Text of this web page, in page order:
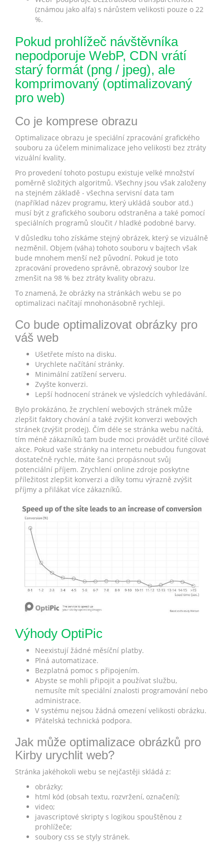
(známou jako alfa) s nárůstem velikosti pouze o 22
%.
Pokud prohlížeč návštěvníka
nepodporuje WebP, CDN vrátí
starý formát (png / jpeg), ale
komprimovaný (optimalizovaný
pro web)
Co je komprese obrazu
Optimalizace obrazu je speciální zpracování grafického
souboru za účelem minimalizace jeho velikosti bez ztráty
vizuální kvality.
Pro provedení tohoto postupu existuje velké množství
poměrně složitých algoritmů. Všechny jsou však založeny
na stejném základě - všechna servisní data tam
(například název programu, který ukládá soubor atd.)
musí být z grafického souboru odstraněna a také pomocí
speciálních programů sloučit / hladké podobné barvy.
V důsledku toho získáme stejný obrázek, který se vizuálně
nezměnil. Objem (váha) tohoto souboru v bajtech však
bude mnohem menší než původní. Pokud je toto
zpracování provedeno správně, obrazový soubor lze
zmenšit na 98 % bez ztráty kvality obrazu.
To znamená, že obrázky na stránkách webu se po
optimalizaci načítají mnohonásobně rychleji.
Co bude optimalizovat obrázky pro
váš web
Ušetřete místo na disku.
Urychlete načítání stránky.
Minimální zatížení serveru.
Zvyšte konverzi.
Lepší hodnocení stránek ve výsledcích vyhledávání.
Bylo prokázáno, že zrychlení webových stránek může
zlepšit faktory chování a také zvýšit konverzi webových
stránek (zvýšit prodej). Čím déle se stránka webu načítá,
tím méně zákazníků tam bude moci provádět určité cílové
akce. Pokud vaše stránky na internetu nebudou fungovat
dostatečně rychle, máte šanci propásnout svůj
potenciální příjem. Zrychlení online zdroje poskytne
příležitost zlepšit konverzi a díky tomu výrazně zvýšit
příjmy a přilákat více zákazníků.
Výhody OptiPic
Neexistují žádné měsíční platby.
Plná automatizace.
Bezplatná pomoc s připojením.
Abyste se mohli připojit a používat službu,
nemusíte mít speciální znalosti programování nebo
administrace.
V systému nejsou žádná omezení velikosti obrázku.
Přátelská technická podpora.
Jak může optimalizace obrázků pro
Kirby urychlit web?
Stránka jakéhokoli webu se nejčastěji skládá z:
obrázky;
html kód (obsah textu, rozvržení, označení);
video;
javascriptové skripty s logikou spouštěnou z
prohlížeče;
soubory css se styly stránek.